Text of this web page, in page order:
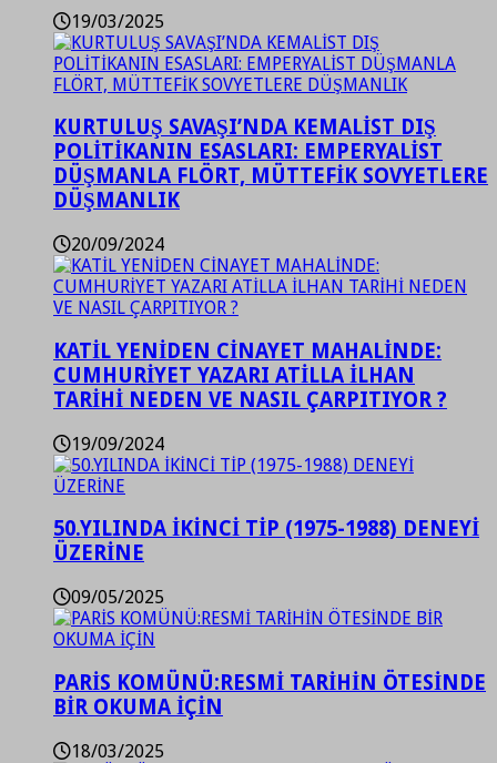
19/03/2025
KURTULUŞ SAVAŞI’NDA KEMALİST DIŞ
POLİTİKANIN ESASLARI: EMPERYALİST
DÜŞMANLA FLÖRT, MÜTTEFİK SOVYETLERE
DÜŞMANLIK
20/09/2024
KATİL YENİDEN CİNAYET MAHALİNDE:
CUMHURİYET YAZARI ATİLLA İLHAN
TARİHİ NEDEN VE NASIL ÇARPITIYOR ?
19/09/2024
50.YILINDA İKİNCİ TİP (1975-1988) DENEYİ
ÜZERİNE
09/05/2025
PARİS KOMÜNÜ:RESMİ TARİHİN ÖTESİNDE
BİR OKUMA İÇİN
18/03/2025